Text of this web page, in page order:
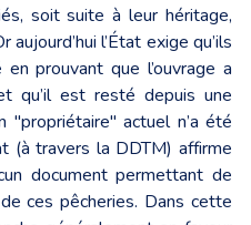
soit suite à leur héritage,
l’État exige qu’ils
prouvant que l’ouvrage a
qu’il est resté depuis une
"propriétaire" actuel n’a été
(à travers la DDTM) affirme
document permettant de
ces pêcheries. Dans cette